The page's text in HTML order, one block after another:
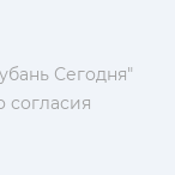
Сегодня"
согласия